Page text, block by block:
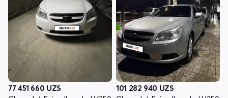
77 451 660 UZS
101 282 940 UZS